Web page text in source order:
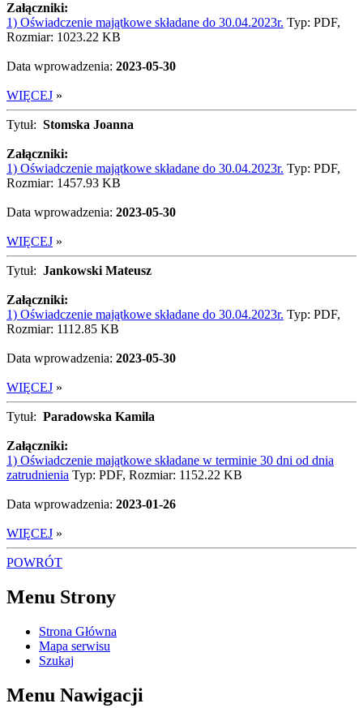
Załączniki:
1) Oświadczenie majątkowe składane do 30.04.2023r. Typ: PDF,
Rozmiar: 1023.22 KB
Data wprowadzenia: 2023-05-30
WIĘCEJ »
Tytuł: Stomska Joanna
Załączniki:
1) Oświadczenie majątkowe składane do 30.04.2023r. Typ: PDF,
Rozmiar: 1457.93 KB
Data wprowadzenia: 2023-05-30
WIĘCEJ »
Tytuł: Jankowski Mateusz
Załączniki:
1) Oświadczenie majątkowe składane do 30.04.2023r. Typ: PDF,
Rozmiar: 1112.85 KB
Data wprowadzenia: 2023-05-30
WIĘCEJ »
Tytuł: Paradowska Kamila
Załączniki:
1) Oświadczenie majątkowe składane w terminie 30 dni od dnia
zatrudnienia Typ: PDF, Rozmiar: 1152.22 KB
Data wprowadzenia: 2023-01-26
WIĘCEJ »
POWRÓT
Menu Strony
Strona Główna
Mapa serwisu
Szukaj
Menu Nawigacji